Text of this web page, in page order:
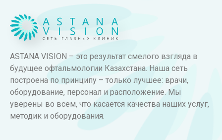
ASTANA VISION – это результат смелого взгляда в
будущее офтальмологии Казахстана. Наша сеть
построена по принципу – только лучшее: врачи,
оборудование, персонал и расположение. Мы
уверены во всем, что касается качества наших услуг,
методик и оборудования.